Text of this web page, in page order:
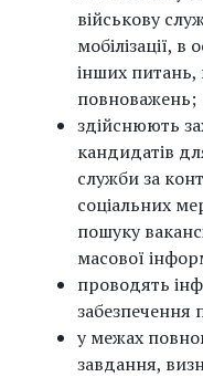
військову
мобілізації,
інших
повноважень;
здійснюють
кандидатів
служби за
соціальних
пошуку
масової
проводять
забезпечення
у межах
завдання,